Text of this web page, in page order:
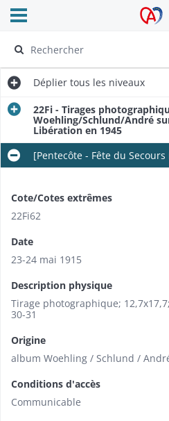
Archives
Ouvrir le menu déroulant
Déplier tous les niveaux
22Fi - Tirages
Woehling/Schlund/André
Libération en 1945
[Pentecôte - Fête du
Cote/Cotes extrêmes
22Fi62
Date
23-24 mai 1915
Description physique
Tirage photographique;
30-31
Origine
album Woehling / Schlund /
Conditions d'accès
Communicable